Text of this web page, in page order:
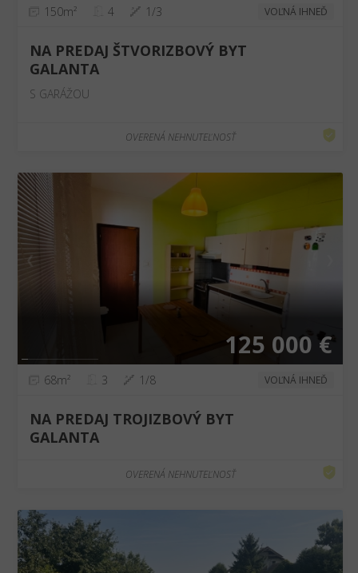
150m² 4 1/3 VOĽNÁ IHNEĎ
NA PREDAJ ŠTVORIZBOVÝ BYT
GALANTA
S GARÁŽOU
OVERENÁ NEHNUTEĽNOSŤ
❮
125 000 €
68m² 3 1/8 VOĽNÁ IHNEĎ
NA PREDAJ TROJIZBOVÝ BYT
GALANTA
OVERENÁ NEHNUTEĽNOSŤ